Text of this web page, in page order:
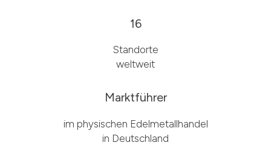
16
Standorte
weltweit
Marktführer
im physischen Edelmetallhandel
in Deutschland